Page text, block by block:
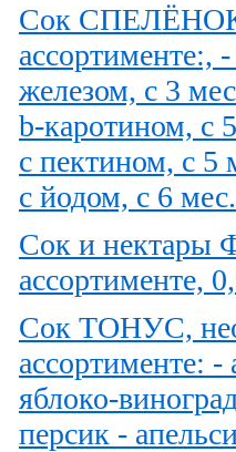
Сок
ассортименте:,
железом, с 3
b-каротином, с
с пектином, с 5
с йодом, с 6 мес.
Сок и
ассортименте,
Сок ТОНУС,
ассортименте: -
яблоко-
персик -